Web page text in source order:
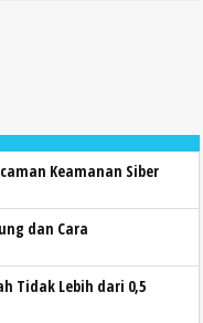
Keamanan Siber
dan Cara
Tidak Lebih dari 0,5